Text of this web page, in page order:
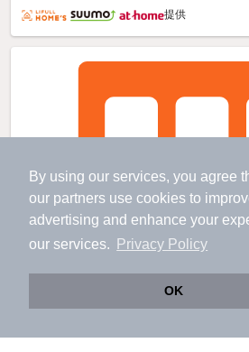
By using our services, you agree
our partners use cookies to
advertising and enhance your
our services.
Privacy Policy
OK
アプリに切り替えて、サクサク
会員登録なしですぐ使える。マップ
提供